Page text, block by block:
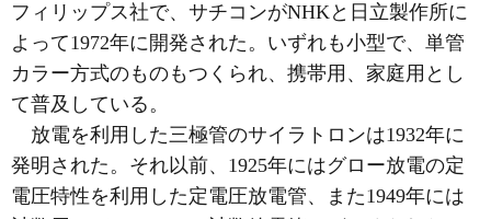
フィリップス社で、サチコンがNHKと日立製作所に
よって1972年に開発された。いずれも小型で、単管
カラー方式のものもつくられ、携帯用、家庭用とし
て普及している。
放電を利用した三極管のサイラトロンは1932年に
発明された。それ以前、1925年にはグロー放電の定
電圧特性を利用した定電圧放電管、また1949年には